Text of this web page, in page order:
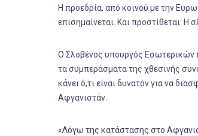
Η προεδρία, από κοινού με την
επισημαίνεται. Και προστίθεται:
Ο Σλοβένος υπουργός Εσωτερικών
τα συμπεράσματα της χθεσινής
κάνει ό,τι είναι δυνατόν για να
Αφγανιστάν.
«Λόγω της κατάστασης στο